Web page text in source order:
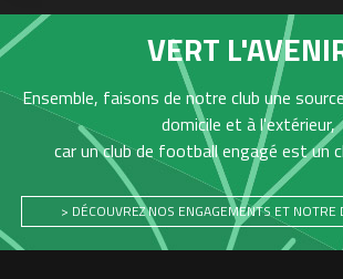
VERT
Ensemble, faisons de notre club une
domicile et à l'extérieur,
car un club de football engagé est un
> DÉCOUVREZ NOS ENGAGEMENTS ET NOTRE